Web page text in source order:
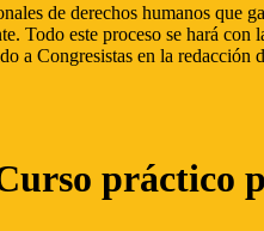
de derechos humanos que
Todo este proceso se hará con
a Congresistas en la redacción
práctico